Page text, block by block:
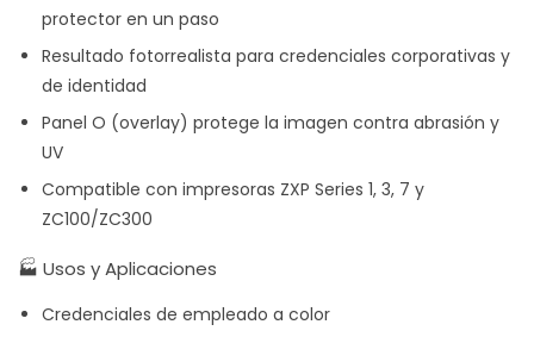
protector en un paso
Resultado fotorrealista para credenciales corporativas y
de identidad
Panel O (overlay) protege la imagen contra abrasión y
UV
Compatible con impresoras ZXP Series 1, 3, 7 y
ZC100/ZC300
🏭 Usos y Aplicaciones
Credenciales de empleado a color